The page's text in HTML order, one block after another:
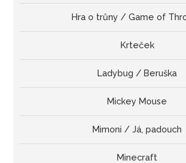
Hra o trůny / Game of
Krteček
Ladybug / Beruška
Mickey Mouse
Mimoni / Já, padouch
Minecraft